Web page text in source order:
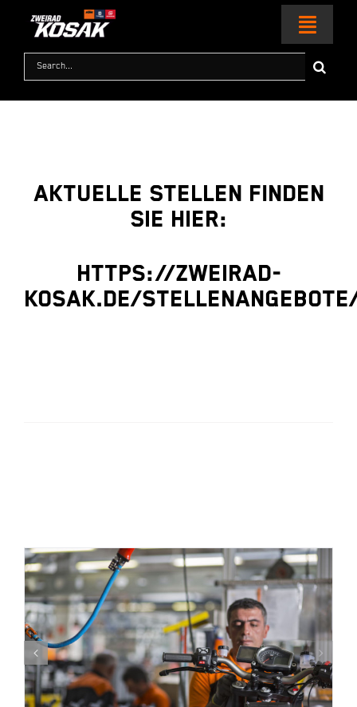
springen
KTM WORLD
Suche
nach:
Aktuelle Stellen finden
Sie hier:
https://zweirad-
kosak.de/